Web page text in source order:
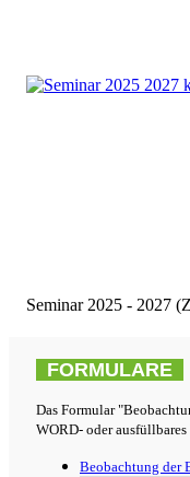
Seminar 2025 - 2027
FORMULARE
Das Formular
WORD- oder
Beobachtung der